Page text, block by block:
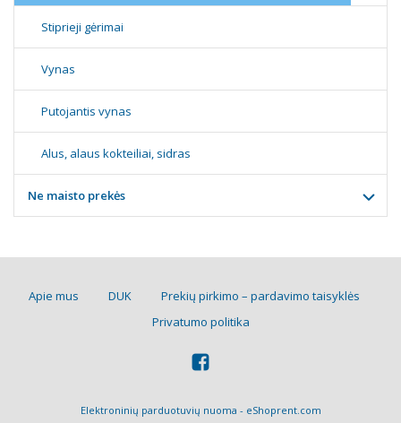
Stiprieji gėrimai
Vynas
Putojantis vynas
Alus, alaus kokteiliai, sidras
Ne maisto prekės
Apie mus DUK
Prekių pirkimo – pardavimo taisyklės
Privatumo politika
Elektroninių parduotuvių nuoma - eShoprent.com